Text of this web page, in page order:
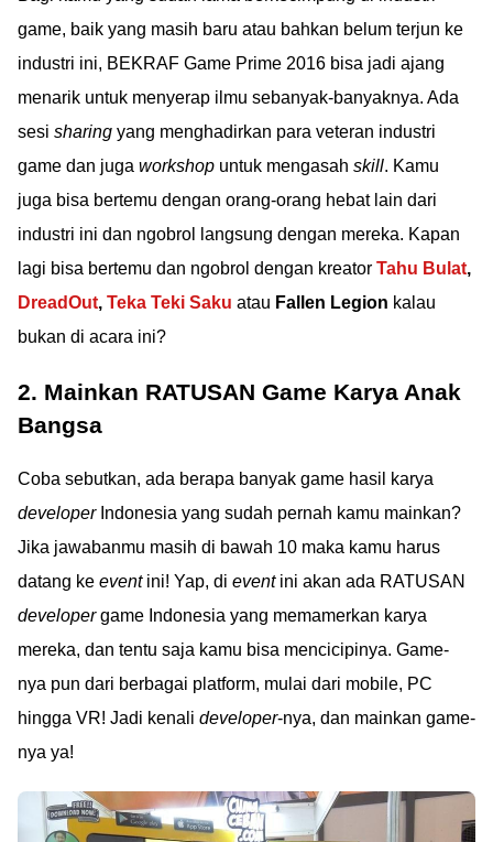
game, baik yang masih baru atau bahkan belum terjun ke
industri ini, BEKRAF Game Prime 2016 bisa jadi ajang
menarik untuk menyerap ilmu sebanyak-banyaknya. Ada
sesi sharing yang menghadirkan para veteran industri
game dan juga workshop untuk mengasah skill. Kamu
juga bisa bertemu dengan orang-orang hebat lain dari
industri ini dan ngobrol langsung dengan mereka. Kapan
lagi bisa bertemu dan ngobrol dengan kreator Tahu Bulat,
DreadOut, Teka Teki Saku atau Fallen Legion kalau
bukan di acara ini?
2. Mainkan RATUSAN Game Karya Anak
Bangsa
Coba sebutkan, ada berapa banyak game hasil karya
developerIndonesia yang sudah pernah kamu mainkan?
Jika jawabanmu masih di bawah 10 maka kamu harus
datang ke eventini! Yap, di eventini akan ada RATUSAN
developergame Indonesia yang memamerkan karya
mereka, dan tentu saja kamu bisa mencicipinya. Game-
nya pun dari berbagai platform, mulai dari mobile, PC
hingga VR! Jadi kenali developer-nya, dan mainkan game-
nya ya!